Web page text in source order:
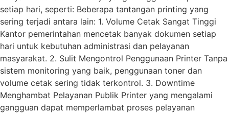
setiap hari, seperti: Beberapa tantangan printing yang
sering terjadi antara lain: 1. Volume Cetak Sangat Tinggi
Kantor pemerintahan mencetak banyak dokumen setiap
hari untuk kebutuhan administrasi dan pelayanan
masyarakat. 2. Sulit Mengontrol Penggunaan Printer Tanpa
sistem monitoring yang baik, penggunaan toner dan
volume cetak sering tidak terkontrol. 3. Downtime
Menghambat Pelayanan Publik Printer yang mengalami
gangguan dapat memperlambat proses pelayanan